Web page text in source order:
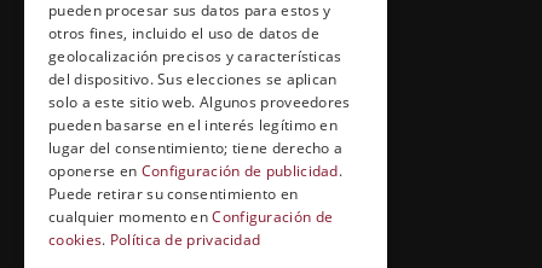
Cuídate con Grupo Esneca
Entrevistas profesionales
EL RINCÓN DEL ALUMNO
Conócenos
Preguntas y respuestas
pueden procesar sus datos para estos y
otros fines, incluido el uso de datos de
geolocalización precisos y características
del dispositivo. Sus elecciones se aplican
solo a este sitio web. Algunos proveedores
pueden basarse en el interés legítimo en
lugar del consentimiento; tiene derecho a
oponerse en Configuración de publicidad.
Puede retirar su consentimiento en
cualquier momento enConfiguración de
cookies. Política de privacidad